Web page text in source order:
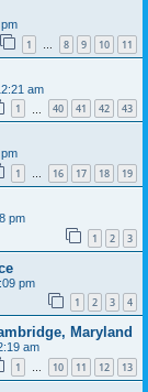
1 … 8 9 10 11
am
1 40 41 42 43
1 … 16 17 18 19
pm
1 2 3
pm
1 2 3 4
Maryland
am
1 … 10 11 12 13